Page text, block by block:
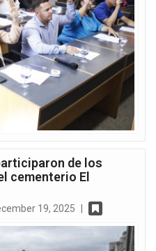
de los
cementerio El
19, 2025